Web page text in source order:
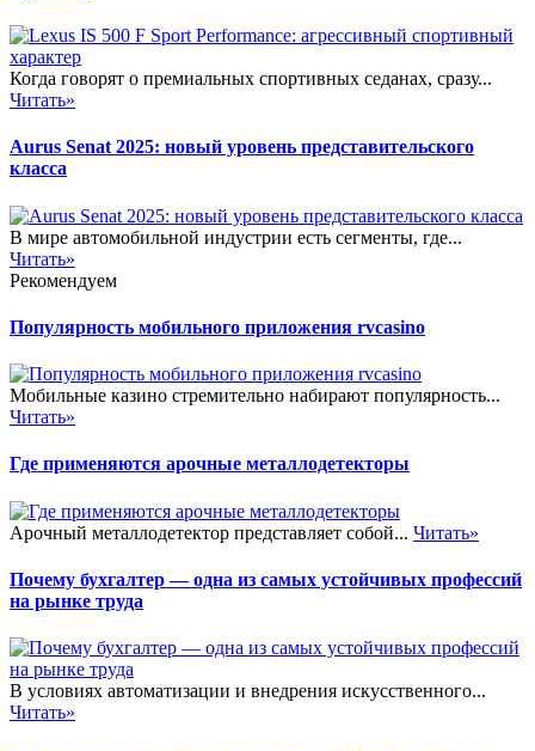
Когда говорят о премиальных спортивных седанах, сразу...
Читать»
Aurus Senat 2025: новый уровень представительского
класса
В мире автомобильной индустрии есть сегменты, где...
Читать»
Рекомендуем
Популярность мобильного приложения rvcasino
Мобильные казино стремительно набирают популярность...
Читать»
Где применяются арочные металлодетекторы
Арочный металлодетектор представляет собой... Читать»
Почему бухгалтер — одна из самых устойчивых профессий
на рынке труда
В условиях автоматизации и внедрения искусственного...
Читать»